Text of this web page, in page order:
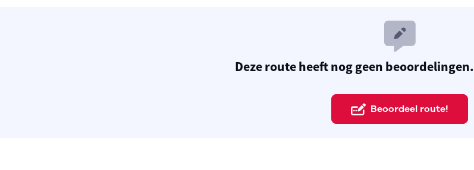
Deze route heeft nog geen beoordelingen.
Beoordeel route!